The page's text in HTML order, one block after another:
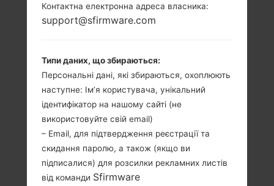
Контактна електронна адреса власника:
support@sfirmware.com
Типи даних, що збираються:
Персональні дані, які збираються, охоплюють
наступне: Ім’я користувача, унікальний
ідентифікатор на нашому сайті (не
використовуйте свій email)
– Email, для підтвердження реєстрації та
скидання паролю, а також (якщо ви
підписалися) для розсилки рекламних листів
від команди Sfirmware